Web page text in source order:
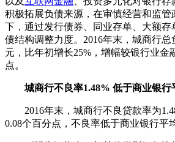
积极拓展负债来源，在审慎经营和监管
下，通过发行债券、同业存单、大额存
债结构调整力度。2016年末，城商行总
元，比年初增长25%，增幅较银行业金
点。
城商行不良率1.48% 低于商业银行
2016年末，城商行不良贷款率为
0.08个百分点，不良率低于商业银行平